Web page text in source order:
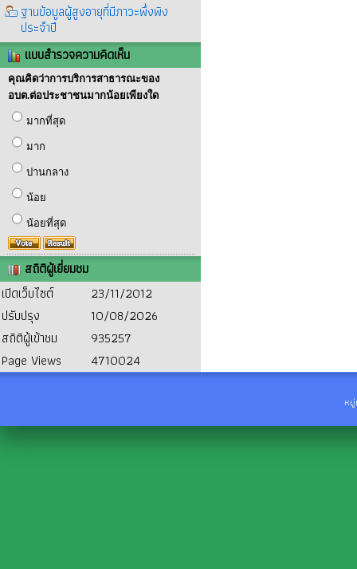
ฐานข้อมูลผู้สูงอายุที่มีภาวะพึ่งพิง
ประจำปี
แบบสำรวจความคิดเห็น
คุณคิดว่าการบริการสาธารณะของ
อบต.ต่อประชาชนมากน้อยเพียงใด
มากที่สุด
มาก
ปานกลาง
น้อย
น้อยที่สุด
สถิติผู้เยี่ยมชม
เปิดเว็บไซต์
23/11/2012
ปรับปรุง
10/08/2026
สถิติผู้เข้าชม
935257
Page Views
4710024
ห